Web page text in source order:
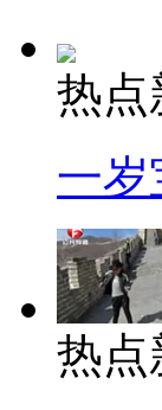
热点
一岁
热点